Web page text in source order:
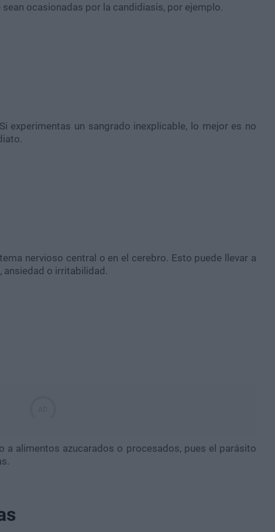
ocasionadas por la candidiasis, por ejemplo.
experimentas un sangrado inexplicable, lo mejor es no
nervioso central o en el cerebro. Esto puede llevar a
ansiedad o irritabilidad.
alimentos azucarados o procesados, pues el parásito